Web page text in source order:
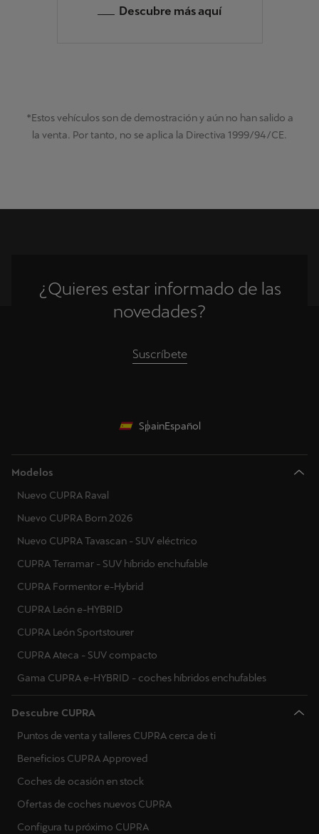
Descubre más aquí
*Estos vehículos son de demostración y aún no han salido a
la venta. Por tanto, no se aplica la Directiva 1999/94/CE.
¿Quieres estar informado de las
novedades?
Suscríbete
SpainEspañol
Modelos
Nuevo CUPRA Raval
Nuevo CUPRA Born 2026
Nuevo CUPRA Tavascan - SUV eléctrico
CUPRA Terramar - SUV híbrido enchufable
CUPRA Formentor e-Hybrid
CUPRA León e-HYBRID
CUPRA León Sportstourer
CUPRA Ateca - SUV compacto
Gama CUPRA e-HYBRID - coches híbridos enchufables
Descubre CUPRA
Puntos de venta y talleres CUPRA cerca de ti
Beneficios CUPRA Approved
Coches de ocasión en stock
Ofertas de coches nuevos CUPRA
Configura tu próximo CUPRA